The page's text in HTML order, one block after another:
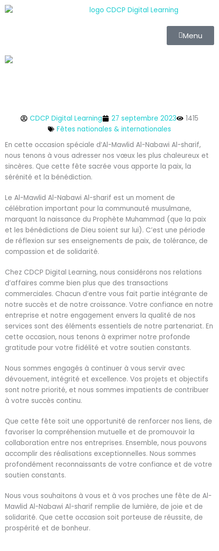
Aller
au
Menu
CDCP Digital Learning 27 septembre 2023
1415
Fêtes nationales & internationales
En cette occasion spéciale d’Al-Mawlid Al-Nabawi Al-sharif,
nous tenons à vous adresser nos vœux les plus chaleureux et
sincères. Que cette fête sacrée vous apporte la paix, la
sérénité et la bénédiction.
Le Al-Mawlid Al-Nabawi Al-sharif est un moment de
célébration important pour la communauté musulmane,
marquant la naissance du Prophète Muhammad (que la paix
et les bénédictions de Dieu soient sur lui). C’est une période
de réflexion sur ses enseignements de paix, de tolérance, de
compassion et de solidarité.
Chez CDCP Digital Learning, nous considérons nos relations
d’affaires comme bien plus que des transactions
commerciales. Chacun d’entre vous fait partie intégrante de
notre succès et de notre croissance. Votre confiance en notre
entreprise et notre engagement envers la qualité de nos
services sont des éléments essentiels de notre partenariat. En
cette occasion, nous tenons à exprimer notre profonde
gratitude pour votre fidélité et votre soutien constants.
Nous sommes engagés à continuer à vous servir avec
dévouement, intégrité et excellence. Vos projets et objectifs
sont notre priorité, et nous sommes impatients de contribuer
à votre succès continu.
Que cette fête soit une opportunité de renforcer nos liens, de
favoriser la compréhension mutuelle et de promouvoir la
collaboration entre nos entreprises. Ensemble, nous pouvons
accomplir des réalisations exceptionnelles. Nous sommes
profondément reconnaissants de votre confiance et de votre
soutien constants.
Nous vous souhaitons à vous et à vos proches une fête de Al-
Mawlid Al-Nabawi Al-sharif remplie de lumière, de joie et de
solidarité. Que cette occasion soit porteuse de réussite, de
prospérité et de bonheur.